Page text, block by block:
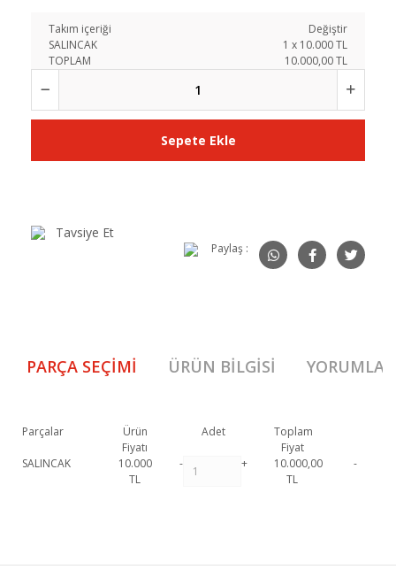
Takım içeriği
Değiştir
SALINCAK
1 x 10.000TL
TOPLAM
10.000,00 TL
Sepete Ekle
Tavsiye Et
Paylaş :
PARÇA SEÇIMI ÜRÜN BILGISI YORUMLAR
Parçalar
Ürün
Fiyatı
Adet
Toplam
Fiyat
SALINCAK
10.000
TL
- +
10.000,00
TL
-